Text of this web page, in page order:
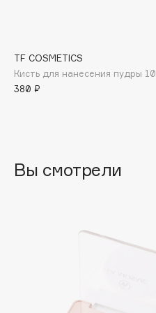
Baffy
Balmain Hair Couture
ЭКСКЛЮЗИВ
Beauty Pati
TF COSMETICS
Кисть для нанесения пудры 10
380 ₽
Вы смотрели